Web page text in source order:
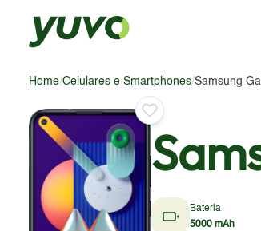
Home/Celulares e Smartphones/Samsung
Bateria
5000 mAh